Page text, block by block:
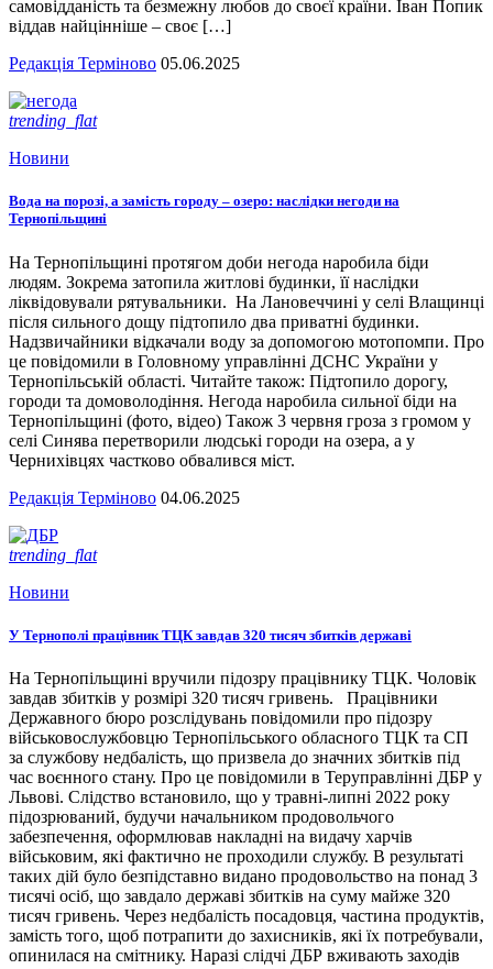
самовідданість та безмежну любов до своєї країни. Іван Попик
віддав найцінніше – своє […]
Редакція Терміново 05.06.2025
trending_flat
Новини
Вода на порозі, а замість городу – озеро: наслідки негоди на
Тернопільщині
На Тернопільщині протягом доби негода наробила біди
людям. Зокрема затопила житлові будинки, її наслідки
ліквідовували рятувальники. На Лановеччині у селі Влащинці
після сильного дощу підтопило два приватні будинки.
Надзвичайники відкачали воду за допомогою мотопомпи. Про
це повідомили в Головному управлінні ДСНС України у
Тернопільській області. Читайте також: Підтопило дорогу,
городи та домоволодіння. Негода наробила сильної біди на
Тернопільщині (фото, відео) Також 3 червня гроза з громом у
селі Синява перетворили людські городи на озера, а у
Чернихівцях частково обвалився міст.
Редакція Терміново 04.06.2025
trending_flat
Новини
У Тернополі працівник ТЦК завдав 320 тисяч збитків державі
На Тернопільщині вручили підозру працівнику ТЦК. Чоловік
завдав збитків у розмірі 320 тисяч гривень. Працівники
Державного бюро розслідувань повідомили про підозру
військовослужбовцю Тернопільського обласного ТЦК та СП
за службову недбалість, що призвела до значних збитків під
час воєнного стану. Про це повідомили в Теруправлінні ДБР у
Львові. Слідство встановило, що у травні-липні 2022 року
підозрюваний, будучи начальником продовольчого
забезпечення, оформлював накладні на видачу харчів
військовим, які фактично не проходили службу. В результаті
таких дій було безпідставно видано продовольство на понад 3
тисячі осіб, що завдало державі збитків на суму майже 320
тисяч гривень. Через недбалість посадовця, частина продуктів,
замість того, щоб потрапити до захисників, які їх потребували,
опинилася на смітнику. Наразі слідчі ДБР вживають заходів